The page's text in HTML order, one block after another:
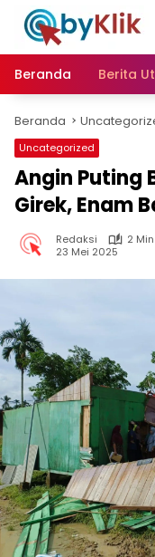
Langsung
konten
Beranda
Berita
Beranda
Uncategorized
Angin Puting
Girek, Enam
Redaksi
2
23 Mei 2025